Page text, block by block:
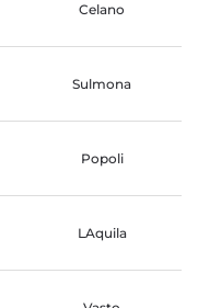
Celano
Sulmona
Popoli
LAquila